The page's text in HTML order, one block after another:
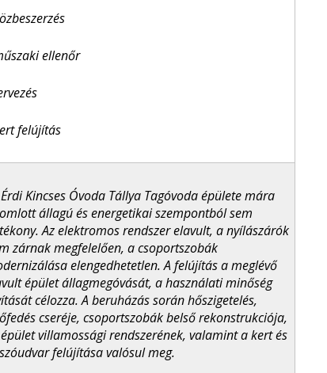
ellenőr
felújítás
Kincses Óvoda Tállya Tagóvoda épülete mára
állagú és energetikai szempontból sem
Az elektromos rendszer elavult, a nyílászárók
zárnak megfelelően, a csoportszobák
elengedhetetlen. A felújítás a meglévő
épület állagmegóvását, a használati minőség
célozza. A beruházás során hőszigetelés,
cseréje, csoportszobák belső rekonstrukciója,
villamossági rendszerének, valamint a kert és
felújítása valósul meg.